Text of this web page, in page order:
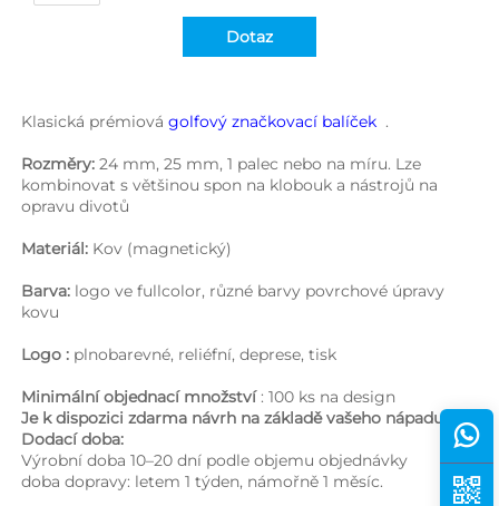
Dotaz
Klasická prémiová golfový značkovací balíček .
Rozměry: 24 mm, 25 mm, 1 palec nebo na míru. Lze
kombinovat s většinou spon na klobouk a nástrojů na
opravu divotů
Materiál: Kov (magnetický)
Barva: logo ve fullcolor, různé barvy povrchové úpravy
kovu
Logo : plnobarevné, reliéfní, deprese, tisk
Minimální objednací množství : 100 ks na design
Je k dispozici zdarma návrh na základě vašeho nápadu.
Dodací doba:
Výrobní doba 10–20 dní podle objemu objednávky
doba dopravy: letem 1 týden, námořně 1 měsíc.